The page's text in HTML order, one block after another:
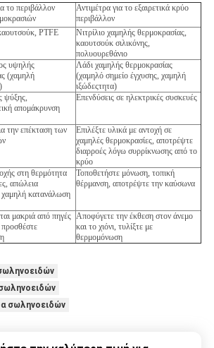
το περιβάλλον
Αντιμέτρα για το εξαιρετικά κρύο
περιβάλλον
PTFE
Νιτρίλιο χαμηλής θερμοκρασίας,
καουτσούκ σιλικόνης,
πολυουρεθάνιο
υψηλής
(χαμηλή
Λάδι χαμηλής θερμοκρασίας
(χαμηλό σημείο έγχυσης, χαμηλή
ιξώδεςτητα)
ψύξης,
απομάκρυνση
Επενδύσεις σε ηλεκτρικές συσκευές
την επέκταση των
Επιλέξτε υλικά με αντοχή σε
χαμηλές θερμοκρασίες, αποτρέψτε
διαρροές λόγω συρρίκνωσης από το
κρύο
στη θερμότητα
απώλεια
χαμηλή κατανάλωση
Τοποθετήστε μόνωση, τοπική
θέρμανση, αποτρέψτε την καύσωνα
μακριά από πηγές Αποφύγετε την έκθεση στον άνεμο
και το χιόνι, τυλίξτε με
θερμομόνωση
σωληνοειδών